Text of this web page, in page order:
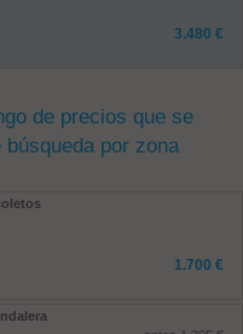
3.480 €
de precios que se
por zona
1.700 €